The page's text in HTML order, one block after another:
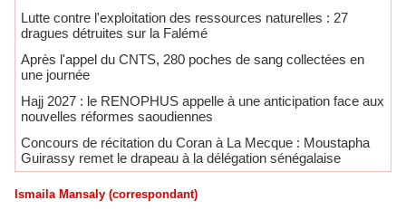
Lutte contre l'exploitation des ressources naturelles : 27
dragues détruites sur la Falémé
Après l'appel du CNTS, 280 poches de sang collectées en
une journée
Hajj 2027 : le RENOPHUS appelle à une anticipation face aux
nouvelles réformes saoudiennes
Concours de récitation du Coran à La Mecque : Moustapha
Guirassy remet le drapeau à la délégation sénégalaise
Ismaila Mansaly (correspondant)